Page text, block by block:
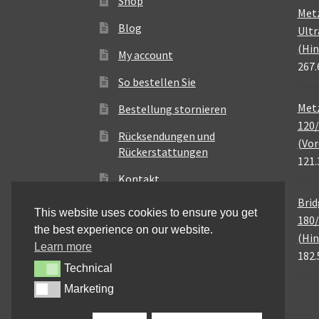
Blog
My account
So bestellen Sie
Bestellung stornieren
Rücksendungen und
Rückerstattungen
Kontakt
This website uses cookies to ensure you get
the best experience on our website.
Learn more
TechnicalTechnical
MarketingMarketing